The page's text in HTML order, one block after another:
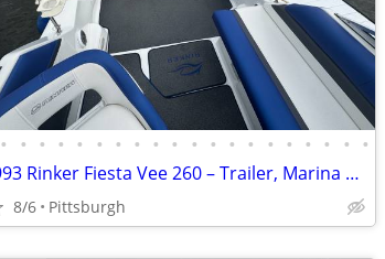
• • • • • • • • • • • • • • • • • • • •
1993 Rinker Fiesta Vee 260 – Trailer, Marina Slip, Generator & Many Up
8/6 Pittsburgh